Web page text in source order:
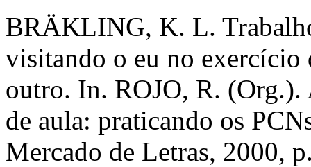
BRÄKLING, K. L.
visitando o eu no exercício
outro. In. ROJO, R. (Org.).
de aula: praticando os
Mercado de Letras, 2000,